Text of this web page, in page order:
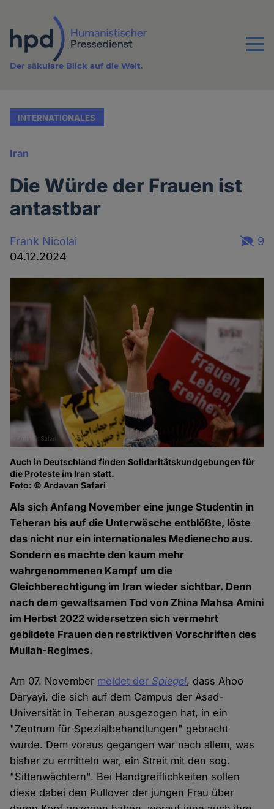
Inhalt
Menu
Der säkulare Blick auf die Welt.
INTERNATIONALES
Iran
Die Würde der Frauen ist
antastbar
Frank Nicolai
04.12.2024
9
Auch in Deutschland finden Solidaritätskundgebungen für
die Proteste im Iran statt.
Foto: © Ardavan Safari
Als sich Anfang November eine junge Studentin in
Teheran bis auf die Unterwäsche entblößte, löste
das nicht nur ein internationales Medienecho aus.
Sondern es machte den kaum mehr
wahrgenommenen Kampf um die
Gleichberechtigung im Iran wieder sichtbar. Denn
nach dem gewaltsamen Tod von Zhina Mahsa Amini
im Herbst 2022 widersetzen sich vermehrt
gebildete Frauen den restriktiven Vorschriften des
Mullah-Regimes.
Am 07. November meldet der Spiegel, dass Ahoo
Daryayi, die sich auf dem Campus der Asad-
Universität in Teheran ausgezogen hat, in ein
"Zentrum für Spezialbehandlungen" gebracht
wurde. Dem voraus gegangen war nach allem, was
bisher zu ermitteln war, ein Streit mit den sog.
"Sittenwächtern". Bei Handgreiflichkeiten sollen
diese dabei den Pullover der jungen Frau über